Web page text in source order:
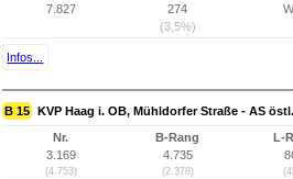
7.827
274
(3,5%)
Infos...
B 15 KVP Haag i. OB, Mühldorfer Straße - AS
Nr.
3.169
(4.753)
B-Rang
4.735
(2.378)
L-